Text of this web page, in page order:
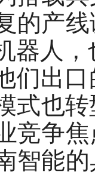
的产
器人
们出
式也
竞争
智能